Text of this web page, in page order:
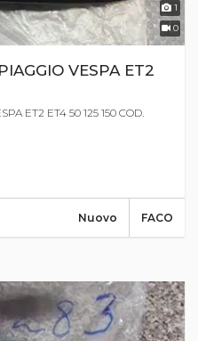
1
0
VESPA ET2
ET2 ET4 50 125 150 COD.
FACO
Nuovo